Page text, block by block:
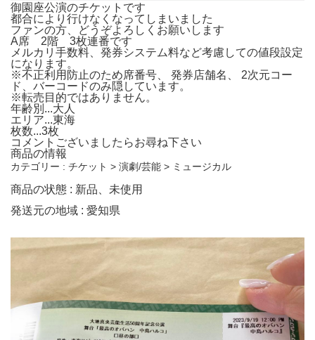
御園座公演のチケットです
都合により行けなくなってしまいました
ファンの方、どうぞよろしくお願いします
A席 2階 3枚連番です
メルカリ手数料、発券システム料など考慮しての値段設定
になります。
※不正利用防止のため席番号、 発券店舗名、 2次元コー
ド、バーコードのみ隠しています。
※転売目的ではありません。
年齢別...大人
エリア...東海
枚数...3枚
コメントございましたらお尋ね下さい
商品の情報
カテゴリー : チケット > 演劇/芸能 > ミュージカル
商品の状態 : 新品、未使用
発送元の地域 : 愛知県